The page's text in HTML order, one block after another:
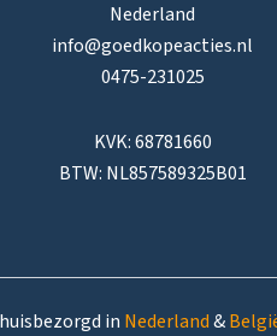
Nederland
info@goedkopeacties.nl
0475-231025
KVK: 68781660
BTW: NL857589325B01
in Nederland&